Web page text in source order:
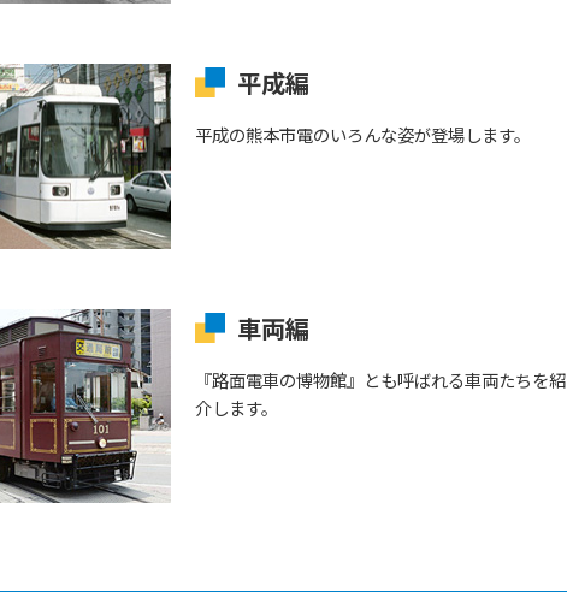
平成編
平成の熊本市電のいろんな姿が登場します。
車両編
『路面電車の博物館』とも呼ばれる車両たちを紹
介します。